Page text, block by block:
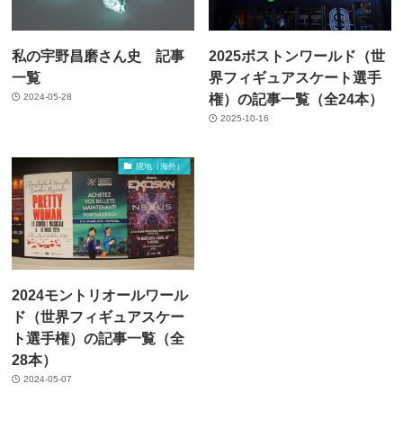
私の宇野昌磨さん史 記事
一覧
2024-05-28
2025ボストンワールド（世
界フィギュアスケート選手
権）の記事一覧（全24本）
2025-10-16
現地（海外）
2024モントリオールワール
ド（世界フィギュアスケー
ト選手権）の記事一覧（全
28本）
2024-05-07